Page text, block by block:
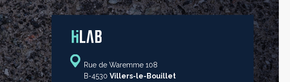
Rue de Waremme 108
B-4530 Villers-le-Bouillet